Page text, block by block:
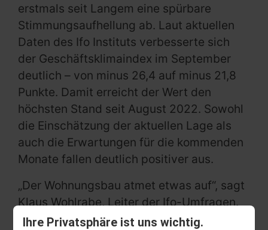
Ihre Privatsphäre ist uns wichtig.
erstmals seit Langem eine spürbare
Stimmungsaufhellung ab. Laut aktuellen
Daten des Ifo Instituts verbesserte sich
der Geschäftsklimaindex im September
deutlich – von minus 26,4 auf minus 21,8
Punkte. Damit erreicht der Wert den
höchsten Stand seit August 2022. Sowohl
die Einschätzung der aktuellen Lage als
auch die Erwartungen für die kommenden
Monate fallen deutlich positiver aus.
„Der Wohnungsbau atmet etwas auf“, sagt
Klaus Wohlrabe, Leiter der Ifo-Umfragen.
„Von einer echten Trendwende kann noch